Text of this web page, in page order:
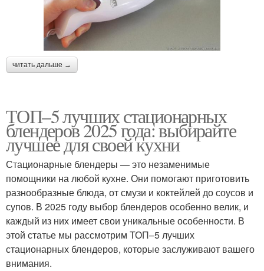
читать дальше →
ТОП–5 лучших стационарных
блендеров 2025 года: выбирайте
лучшее для своей кухни
Стационарные блендеры — это незаменимые
помощники на любой кухне. Они помогают приготовить
разнообразные блюда, от смузи и коктейлей до соусов и
супов. В 2025 году выбор блендеров особенно велик, и
каждый из них имеет свои уникальные особенности. В
этой статье мы рассмотрим ТОП–5 лучших
стационарных блендеров, которые заслуживают вашего
внимания.